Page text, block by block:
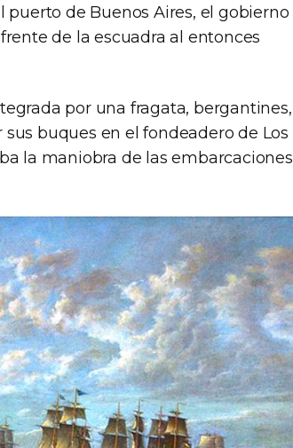
de Buenos Aires, el gobierno
de la escuadra al entonces
por una fragata, bergantines,
buques en el fondeadero de Los
la maniobra de las embarcaciones